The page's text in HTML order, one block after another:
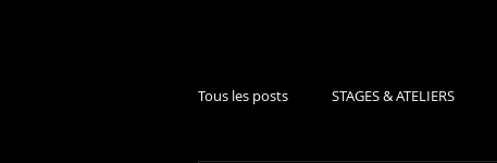
Tous les posts STAGES & ATELIERS